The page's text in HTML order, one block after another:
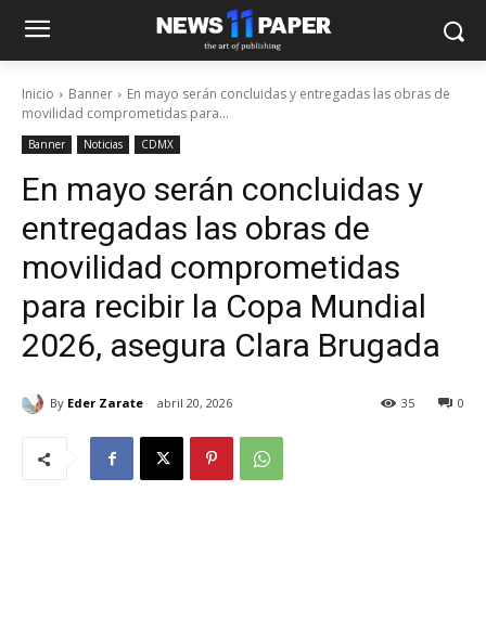
Inicio Banner
En mayo serán concluidas y entregadas las obras de
movilidad comprometidas para...
Banner Noticias CDMX
En mayo serán concluidas y
entregadas las obras de
movilidad comprometidas
para recibir la Copa Mundial
2026, asegura Clara Brugada
By Eder Zarate abril 20, 2026 0
35